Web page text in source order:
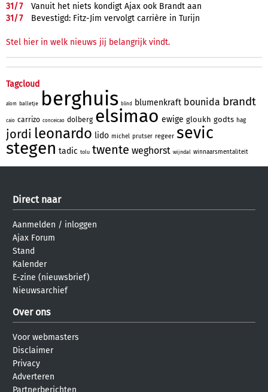
31/7
Vanuit het niets kondigt Ajax ook Brandt aan
31/7 Bevestigd: Fitz-Jim vervolgt carrière in Turijn
Stel hier in welk nieuws jij belangrijk vindt.
Tagcloud
alom balletje berghuis blind blumenkraft bounida brandt
caio carrizo conceicao dolberg elsimao ewige gloukh godts hag
jordi leonardo lido michel prutser regeer sevic
stegen tadic tolu twente weghorst wijndal winnaarsmentaliteit
Direct naar
Aanmelden / inloggen
Ajax Forum
Stand
Kalender
E-zine (nieuwsbrief)
Nieuwsarchief
Over ons
Voor webmasters
Disclaimer
Privacy
Adverteren
Partnerberichten